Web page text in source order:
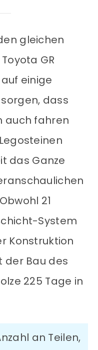
gleichen
GR
einige
dass
auch fahren
das Ganze
21
System
Konstruktion
Bau des
225 Tage in
an Teilen,